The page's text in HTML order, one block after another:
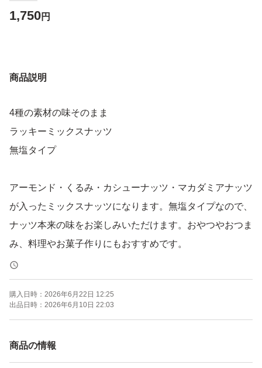
1,750円
商品説明
4種の素材の味そのまま
ラッキーミックスナッツ
無塩タイプ
アーモンド・くるみ・カシューナッツ・マカダミアナッツ
が入ったミックスナッツになります。無塩タイプなので、
ナッツ本来の味をお楽しみいただけます。おやつやおつま
み、料理やお菓子作りにもおすすめです。
【内容量】
600g
購入日時： 2026年6月22日 12:25
出品日時： 2026年6月10日 22:03
商品の情報